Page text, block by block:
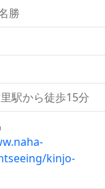
生垣が続いて、
、大部分がコン
トルのこの道が
ます。
勝
駅から徒歩15分
kinjo-